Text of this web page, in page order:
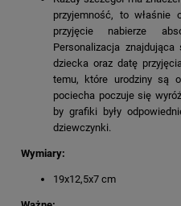
przyjemność, to
przyjęcie nabierze
Personalizacja
dziecka oraz datę
temu, które urodziny są
pociecha poczuje się
by grafiki były
dziewczynki.
Wymiary:
19x12,5x7 cm